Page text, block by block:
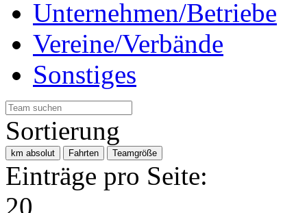
Unternehmen/Betriebe
Vereine/Verbände
Sonstiges
Sortierung
km absolut Fahrten Teamgröße
Einträge pro Seite:
20